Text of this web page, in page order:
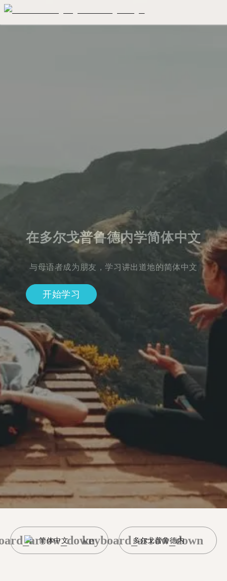
在多尔戈普鲁德内学简体中文
与母语者成为朋友，学习讲出道地的简体中文
开始学习
简体中文 多尔戈普鲁德内
keyboard_arrow_down